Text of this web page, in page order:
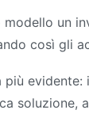
un
così gli
più